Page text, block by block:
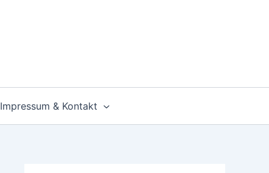
Impressum & Kontakt